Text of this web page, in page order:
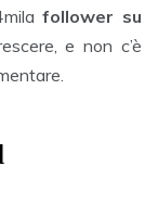
follower su
e non c’è